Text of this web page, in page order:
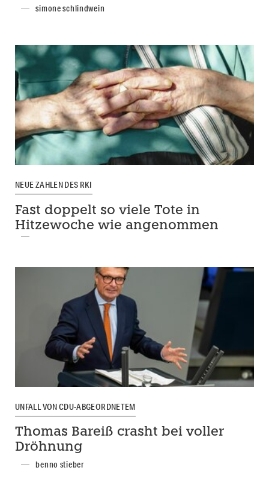
simone schlindwein
NEUE ZAHLEN DES RKI
Fast doppelt so viele Tote in
Hitzewoche wie angenommen
UNFALL VON CDU-ABGEORDNETEM
Thomas Bareiß crasht bei voller
Dröhnung
benno stieber